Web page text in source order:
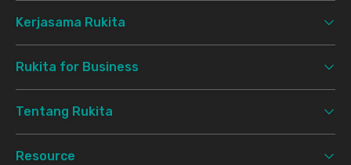
Kerjasama Rukita
Rukita for Business
Tentang Rukita
Resource